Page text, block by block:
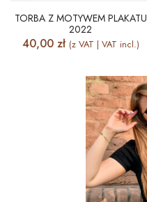
TORBA Z MOTYWEM PLAKATU
2022
40,00 zł (z VAT | VAT incl.)